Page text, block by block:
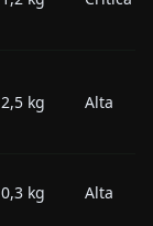
2,5 kg Alta
0,3 kg Alta